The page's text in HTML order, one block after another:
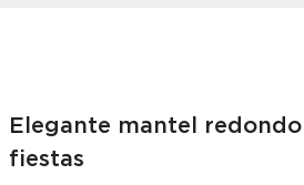
Elegante mantel
fiestas